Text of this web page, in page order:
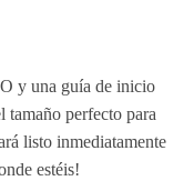
y una guía de inicio
tamaño perfecto para
listo inmediatamente
estéis!